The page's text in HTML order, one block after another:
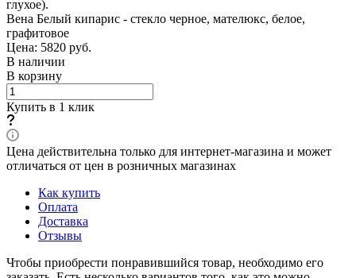
глухое).
Вена Белый кипарис - стекло черное, мателюкс, белое,
графитовое
Цена: 5820 руб.
В наличии
В корзину
Купить в 1 клик
Цена действительна только для интернет-магазина и может
отличаться от цен в розничных магазинах
Как купить
Оплата
Доставка
Отзывы
Чтобы приобрести понравившийся товар, необходимо его